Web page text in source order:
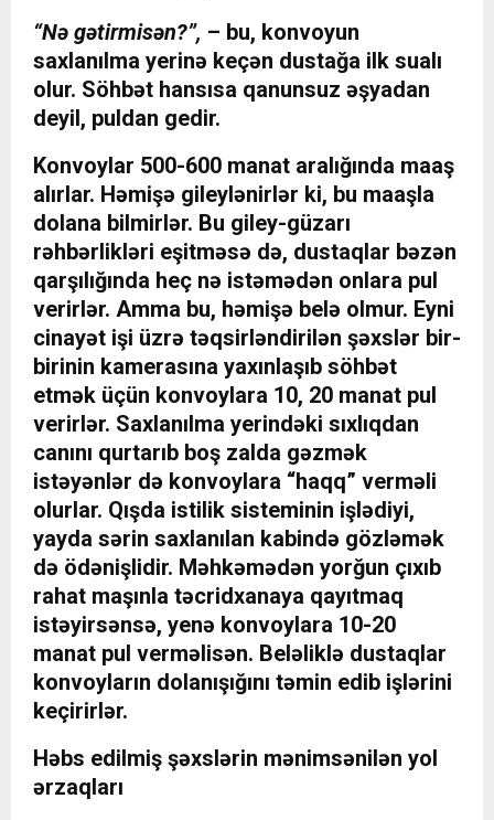
“Nə gətirmisən?”, – bu, konvoyun
saxlanılma yerinə keçən dustağa ilk sualı
olur. Söhbət hansısa qanunsuz əşyadan
deyil, puldan gedir.
Konvoylar 500-600 manat aralığında maaş
alırlar. Həmişə gileylənirlər ki, bu maaşla
dolana bilmirlər. Bu giley-güzarı
rəhbərlikləri eşitməsə də, dustaqlar bəzən
qarşılığında heç nə istəmədən onlara pul
verirlər. Amma bu, həmişə belə olmur. Eyni
cinayət işi üzrə təqsirləndirilən şəxslər bir-
birinin kamerasına yaxınlaşıb söhbət
etmək üçün konvoylara 10, 20 manat pul
verirlər. Saxlanılma yerindəki sıxlıqdan
canını qurtarıb boş zalda gəzmək
istəyənlər də konvoylara “haqq” verməli
olurlar. Qışda istilik sisteminin işlədiyi,
yayda sərin saxlanılan kabində gözləmək
də ödənişlidir. Məhkəmədən yorğun çıxıb
rahat maşınla təcridxanaya qayıtmaq
istəyirsənsə, yenə konvoylara 10-20
manat pul verməlisən. Beləliklə dustaqlar
konvoyların dolanışığını təmin edib işlərini
keçirirlər.
Həbs edilmiş şəxslərin mənimsənilən yol
ərzaqları